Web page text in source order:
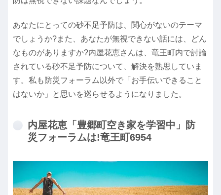
あなたにとっての砂不足予防は、関心がないのテーマ
でしょうか?また、あなたが無視できない話には、どん
なものがありますか?内屋花恵さんは、竜王町内で討論
されている砂不足予防について、解決を熟思していま
す。私も防災フォーラム以外で「お手伝いできること
はないか」と思いを巡らせるようになりました。
内屋花恵「豊郷町空き家を学習中」防
災フォーラムは!竜王町6954